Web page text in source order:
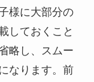
様に大部分の
しておくこと
略し、スムー
なります。前